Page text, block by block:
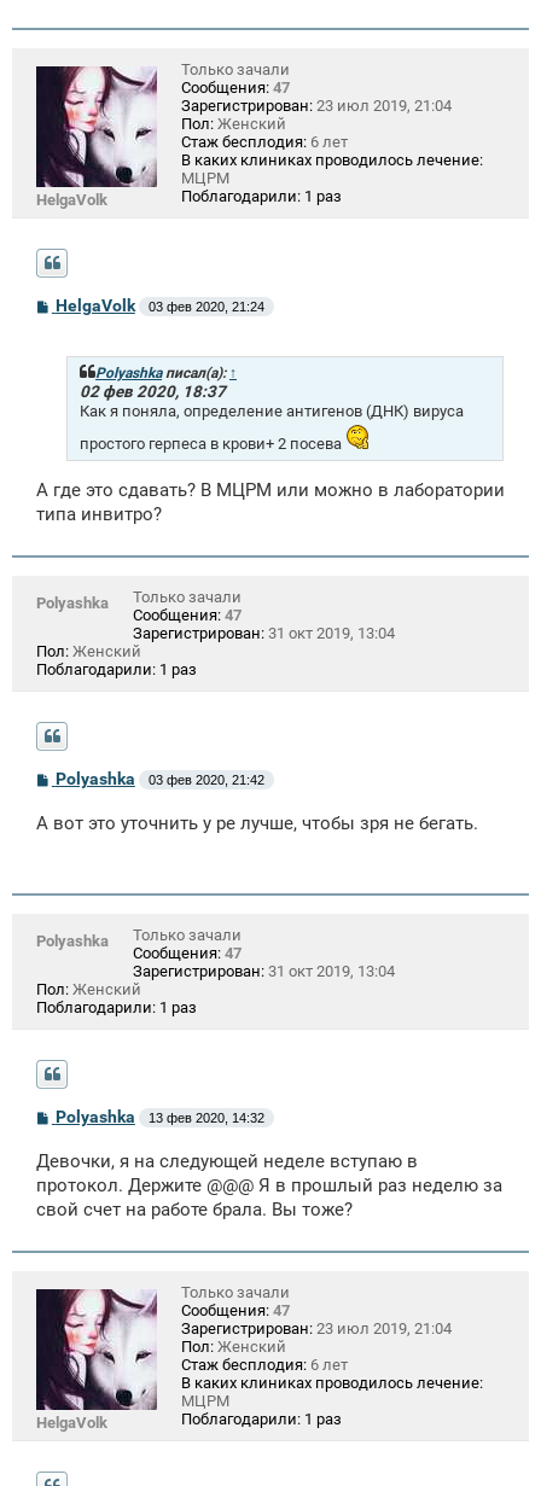
и
HelgaVolk
Только зачали
Сообщения: 47
Зарегистрирован: 23 июл 2019, 21:04
Пол: Женский
Стаж бесплодия: 6 лет
В каких клиниках проводилось лечение:
МЦРМ
Поблагодарили: 1 раз
С
о
HelgaVolk 03 фев 2020, 21:24
Polyashkaписал(а): ↑
02 фев 2020, 18:37
Как я поняла, определение антигенов (ДНК) вируса
простого герпеса в крови+ 2 посева
А где это сдавать? В МЦРМ или можно в лаборатории
типа инвитро?
Polyashka
Только зачали
Сообщения: 47
Зарегистрирован: 31 окт 2019, 13:04
Пол: Женский
Поблагодарили: 1 раз
С
б
и
Polyashka 03 фев 2020, 21:42
А вот это уточнить у ре лучше, чтобы зря не бегать.
Polyashka
Только зачали
Сообщения: 47
Зарегистрирован: 31 окт 2019, 13:04
Пол: Женский
Поблагодарили: 1 раз
С
б
щ
е
н
е
Polyashka 13 фев 2020, 14:32
Девочки, я на следующей неделе вступаю в
протокол. Держите @@@ Я в прошлый раз неделю за
свой счет на работе брала. Вы тоже?
HelgaVolk
Только зачали
Сообщения: 47
Зарегистрирован: 23 июл 2019, 21:04
Пол: Женский
Стаж бесплодия: 6 лет
В каких клиниках проводилось лечение:
МЦРМ
Поблагодарили: 1 раз